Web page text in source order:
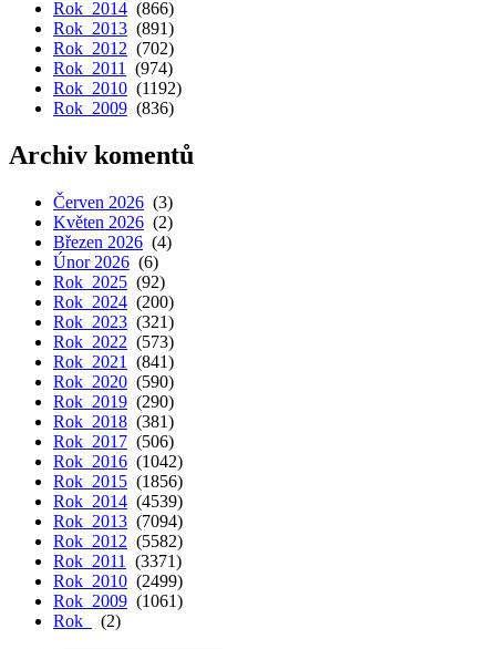
Rok 2014 (866)
Rok 2013 (891)
Rok 2012 (702)
Rok 2011 (974)
Rok 2010 (1192)
Rok 2009 (836)
Archiv komentů
Červen 2026 (3)
Květen 2026 (2)
Březen 2026 (4)
Únor 2026 (6)
Rok 2025 (92)
Rok 2024 (200)
Rok 2023 (321)
Rok 2022 (573)
Rok 2021
(841)
Rok 2020 (590)
Rok 2019 (290)
Rok 2018 (381)
Rok 2017 (506)
Rok 2016 (1042)
Rok 2015 (1856)
Rok 2014 (4539)
Rok 2013 (7094)
Rok 2012 (5582)
Rok 2011
(3371)
Rok 2010 (2499)
Rok 2009 (1061)
Rok
(2)